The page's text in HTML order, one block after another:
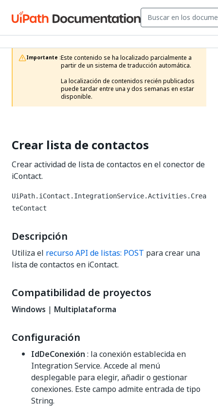
Importante :Este contenido se ha localizado parcialmente a
partir de un sistema de traducción automática.
La localización de contenidos recién publicados
puede tardar entre una y dos semanas en estar
disponible.
Crear lista de contactos
Crear actividad de lista de contactos en el conector de
iContact.
UiPath.iContact.IntegrationService.Activities.Crea
teContact
Descripción
Utiliza el recurso API de listas: POST para crear una
lista de contactos en iContact.
Compatibilidad de proyectos
Windows | Multiplataforma
Configuración
IdDeConexión : la conexión establecida en
Integration Service. Accede al menú
desplegable para elegir, añadir o gestionar
conexiones. Este campo admite entrada de tipo
String.